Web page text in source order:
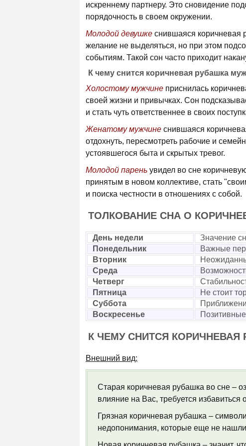
искреннему партнеру. Это сновидение
порядочность в своем окружении.
Молодой девушке снившаяся коричневая
желание не выделяться, но при этом
событиям. Такой сон часто приходит
К чему снится коричневая рубашка
Холостому мужчине приснилась
своей жизни и привычках. Сон
и стать чуть ответственнее в своих
Женатому мужчине снившаяся
отдохнуть, пересмотреть рабочие и
устоявшегося быта и скрытых тревог.
Молодой парень увидел во сне
принятым в новом коллективе, стать
и поиска честности в отношениях с собой.
ТОЛКОВАНИЕ СНА О
День недели
Значение
Понедельник
Важные
Вторник
Среда
Четверг
Пятница
Не стоит
Суббота
Воскресенье
К ЧЕМУ СНИТСЯ
Внешний вид:
Старая коричневая рубашка во сне –
влияние на Вас, требуется
Грязная коричневая рубашка –
недопонимания, которые еще не